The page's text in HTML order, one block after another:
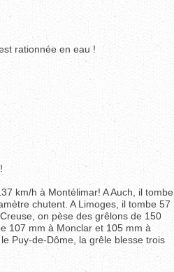
rationnée en eau !
km/h à Montélimar! A Auch, il tombe
chutent. A Limoges, il tombe 57
on pèse des grêlons de 150
107 mm à Monclar et 105 mm à
Puy-de-Dôme, la grêle blesse trois